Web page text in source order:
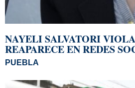
NAYELI SALVATORI
REAPARECE EN REDES
PUEBLA